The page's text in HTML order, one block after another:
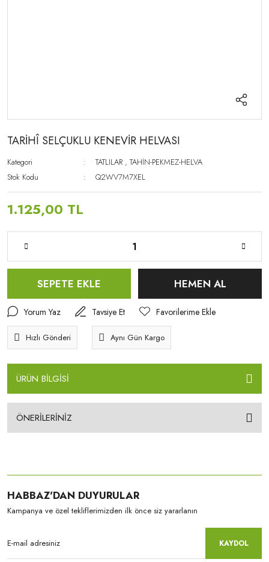
TARİHÎ SELÇUKLU KENEVİR HELVASI
Kategori TATLILAR ,TAHİN-PEKMEZ-HELVA
Stok Kodu
Q2WV7M7XEL
1.125,00 TL
SEPETE EKLE HEMEN AL
Yorum Yaz Tavsiye Et
Hızlı Gönderi Aynı Gün Kargo
ÜRÜN BİLGİSİ
ÖNERİLERİNİZ
HABBAZ'DAN DUYURULAR
Kampanya ve özel tekliflerimizden ilk önce siz yararlanın
KAYDOL